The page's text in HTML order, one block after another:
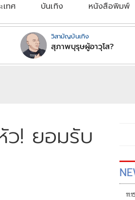
เทศ บันเทิง หนังสือพิมพ์
วิสามัญบันเทิง
สุภาพบุรุษผู้อาวุโส?
ว! ยอมรับ